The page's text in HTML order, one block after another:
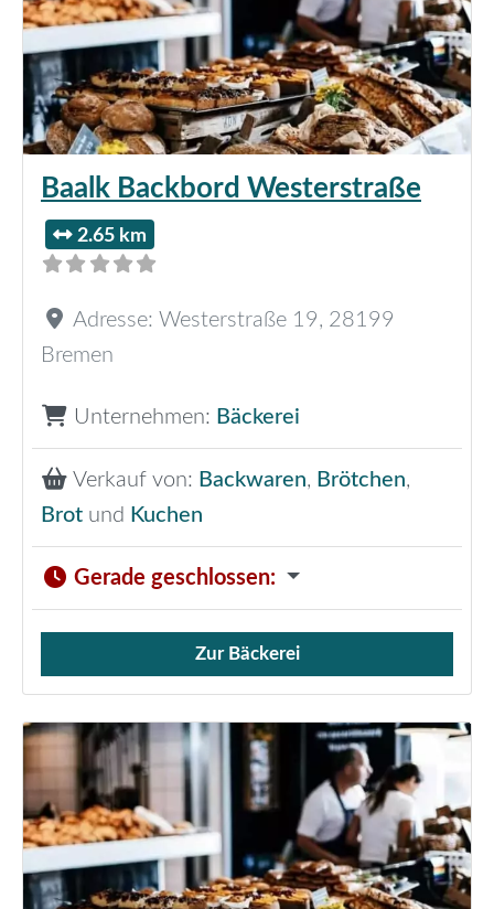
Baalk Backbord Westerstraße
2.65 km
Adresse: Westerstraße 19, 28199
Bremen
Unternehmen: Bäckerei
Verkauf von: Backwaren, Brötchen,
Brot und Kuchen
Gerade geschlossen:
Verkauf von Brötchen,
Zur Bäckerei